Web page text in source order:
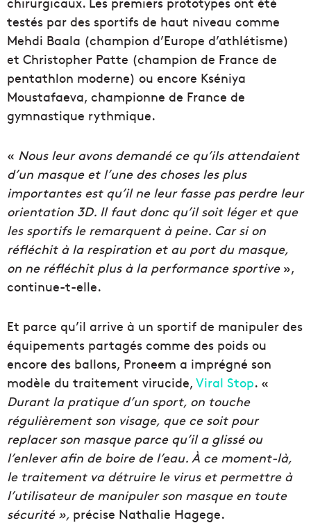
testés par des sportifs de haut niveau comme
Mehdi Baala (champion d’Europe d’athlétisme)
et Christopher Patte (champion de France de
pentathlon moderne) ou encore Kséniya
Moustafaeva, championne de France de
gymnastique rythmique.
« Nous leur avons demandé ce qu’ils attendaient
d’un masque et l’une des choses les plus
importantes est qu’il ne leur fasse pas perdre leur
orientation 3D. Il faut donc qu’il soit léger et que
les sportifs le remarquent à peine. Car si on
réfléchit à la respiration et au port du masque,
on ne réfléchit plus à la performance sportive»,
continue-t-elle.
Et parce qu’il arrive à un sportif de manipuler des
équipements partagés comme des poids ou
encore des ballons, Proneem a imprégné son
modèle du traitement virucide, Viral Stop. «
Durant la pratique d’un sport, on touche
régulièrement son visage, que ce soit pour
replacer son masque parce qu’il a glissé ou
l’enlever afin de boire de l’eau. À ce moment-là,
le traitement va détruire le virus et permettre à
l’utilisateur de manipuler son masque en toute
sécurité », précise Nathalie Hagege.